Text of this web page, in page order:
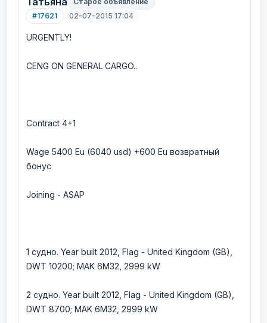
#17621
02-07-2015 17:04
URGENTLY!
CENG ON GENERAL CARGO..
Contract 4+1
Wage 5400 Eu (6040 usd) +600 Eu возвратный
бонус
Joining - ASAP
1 судно. Year built 2012, Flag - United Kingdom (GB),
DWT 10200; MAK 6M32, 2999 kW
2 судно. Year built 2012, Flag - United Kingdom (GB),
DWT 8700; MAK 6M32, 2999 kW